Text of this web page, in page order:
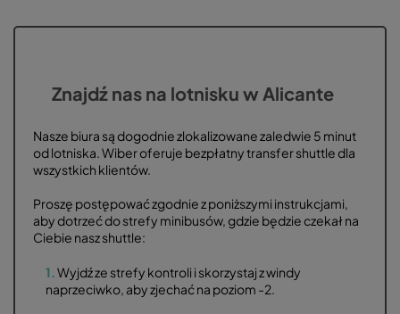
Znajdź nas na lotnisku w Alicante
Nasze biura są dogodnie zlokalizowane zaledwie 5 minut
od lotniska. Wiber oferuje bezpłatny transfer shuttle dla
wszystkich klientów.
Proszę postępować zgodnie z poniższymi instrukcjami,
aby dotrzeć do strefy minibusów, gdzie będzie czekał na
Ciebie nasz shuttle:
1.Wyjdź ze strefy kontroli i skorzystaj z windy
naprzeciwko, aby zjechać na poziom -2.